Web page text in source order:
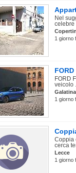
Nel
celebre
1 giorno
FORD
veicolo
Galatina
1 giorno
Coppia
cerca
Lecce
1 giorno